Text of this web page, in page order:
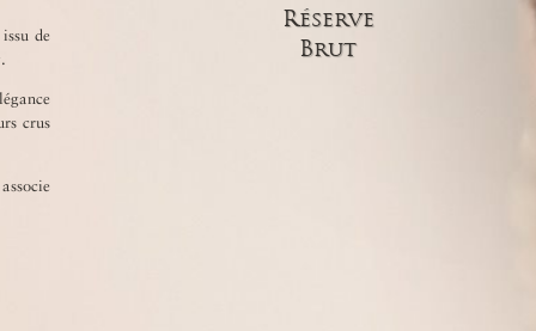
de
crus
d'être expédiés.
Réserve
Brut